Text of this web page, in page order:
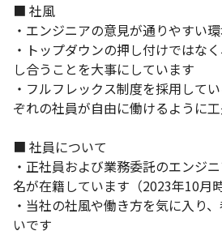
■ 社風
・エンジニアの意見が通りやすい
・トップダウンの押し付けではな
し合うことを大事にしています
・フルフレックス制度を採用して
ぞれの社員が自由に働けるように
■ 社員について
・正社員および業務委託のエンジ
名が在籍しています（2023年10月時
・当社の社風や働き方を気に入り
いです